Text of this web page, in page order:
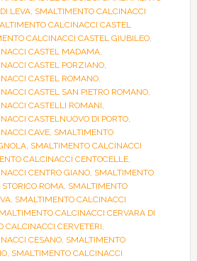
LEVA, SMALTIMENTO CALCINACCI
CALCINACCI CASTEL
CALCINACCI CASTEL GIUBILEO,
CASTEL MADAMA,
CASTEL PORZIANO,
CASTEL ROMANO,
CASTEL SAN PIETRO ROMANO,
CASTELLI ROMANI,
CASTELNUOVO DI PORTO,
CAVE, SMALTIMENTO
, SMALTIMENTO CALCINACCI
CALCINACCI CENTOCELLE,
CENTRO GIANO, SMALTIMENTO
ROMA, SMALTIMENTO
, SMALTIMENTO CALCINACCI
CALCINACCI CERVARA DI
CALCINACCI CERVETERI,
CESANO, SMALTIMENTO
, SMALTIMENTO CALCINACCI